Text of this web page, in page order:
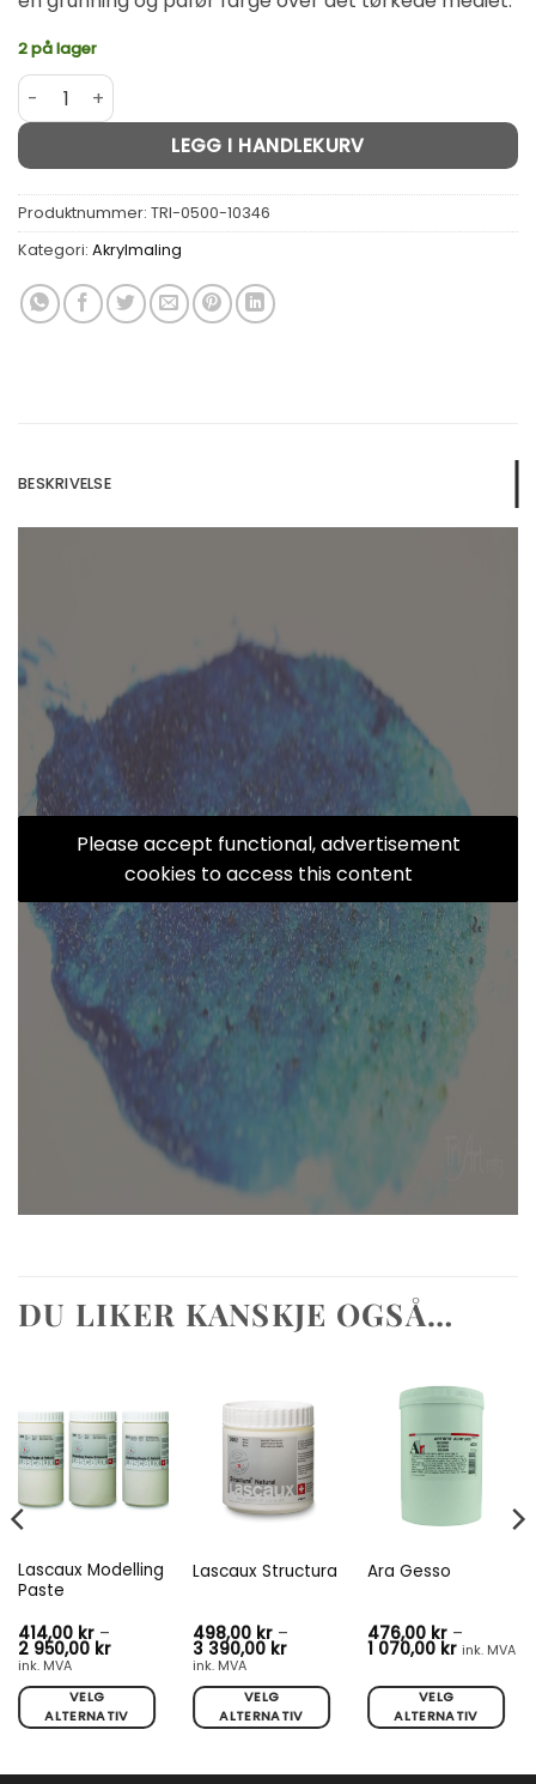
2 på lager
Tri-Art Re-Harvested Glass Tekstur Medium 500 ml antall
LEGG I HANDLEKURV
Alternative:
Produktnummer: TRI-0500-10346
Kategori: Akrylmaling
BESKRIVELSE
Please accept functional, advertisement
cookies to access this content
DU LIKER KANSKJE OGSÅ…
Lascaux Modelling
Paste
414,00 kr –
2 950,00 krPrisområde:
2
950,00 kr
ink. MVA
VELG
ALTERNATIV
Lascaux Structura
498,00 kr –
3 390,00 krPrisområde:
3
390,00 kr
ink. MVA
VELG
ALTERNATIV
Ara Gesso
476,00 kr –
1 070,00 kr
1
070,00 kr
ink. MVA
VELG
ALTERNATIV